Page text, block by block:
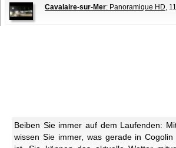
Cavalaire-sur-Mer: Panoramique HD,
Beiben Sie immer auf dem Laufenden:
wissen Sie immer, was gerade in